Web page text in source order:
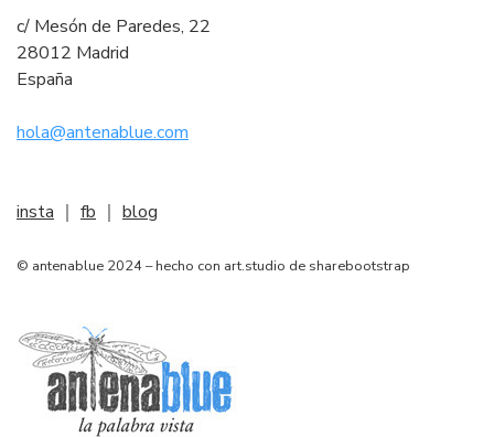
c/ Mesón de Paredes, 22
28012 Madrid
España
hola@antenablue.com
insta ｜ fb ｜ blog
© antenablue 2024 – hecho con art.studio de sharebootstrap